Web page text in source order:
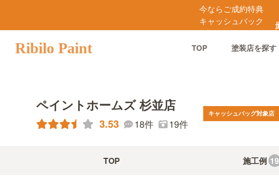
今ならご成約特典
キャッシュバック
Ribilo Paint TOP 塗装店を探す
ペイントホームズ 杉並店
3.53 18件 19件
キャッシュバッグ対象店
TOP 施工例 19